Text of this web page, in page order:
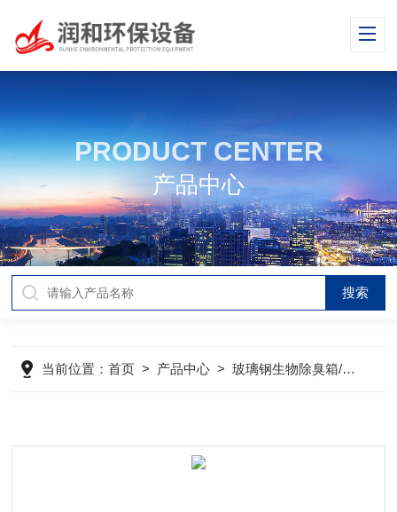
PRODUCT CENTER
产品中心
当前位置：首页 > 产品中心 >玻璃钢生物除臭箱/塔